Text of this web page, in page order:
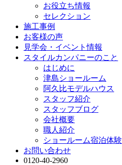
お役立ち情報
セレクション
施工事例
お客様の声
見学会・イベント情報
スタイルカンパニーのこと
はじめに
津島ショールーム
阿久比モデルハウス
スタッフ紹介
スタッフブログ
会社概要
職人紹介
ショールーム宿泊体験
お問い合わせ
0120-40-2960